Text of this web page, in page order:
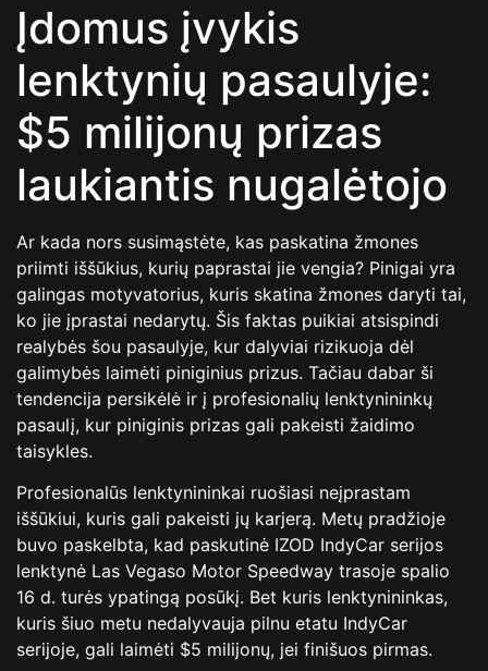
Įdomus įvykis
lenktynių pasaulyje:
$5 milijonų prizas
laukiantis nugalėtojo
Ar kada nors susimąstėte, kas paskatina žmones
priimti iššūkius, kurių paprastai jie vengia? Pinigai yra
galingas motyvatorius, kuris skatina žmones daryti tai,
ko jie įprastai nedarytų. Šis faktas puikiai atsispindi
realybės šou pasaulyje, kur dalyviai rizikuoja dėl
galimybės laimėti piniginius prizus. Tačiau dabar ši
tendencija persikėlė ir į profesionalių lenktynininkų
pasaulį, kur piniginis prizas gali pakeisti žaidimo
taisykles.
Profesionalūs lenktynininkai ruošiasi neįprastam
iššūkiui, kuris gali pakeisti jų karjerą. Metų pradžioje
buvo paskelbta, kad paskutinė IZOD IndyCar serijos
lenktynė Las Vegaso Motor Speedway trasoje spalio
16 d. turės ypatingą posūkį. Bet kuris lenktynininkas,
kuris šiuo metu nedalyvauja pilnu etatu IndyCar
serijoje, gali laimėti $5 milijonų, jei finišuos pirmas.